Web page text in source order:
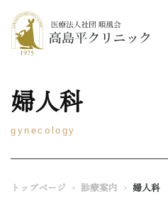
TEL:03-3936-4164
婦人科
gynecology
トップページ > 診療案内 > 婦人科